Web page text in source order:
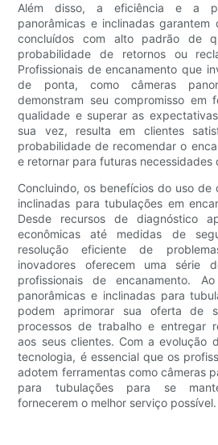
Além disso, a eficiência e a
panorâmicas e inclinadas garantem
concluídos com alto padrão de
probabilidade de retornos ou
Profissionais de encanamento que
de ponta, como câmeras
demonstram seu compromisso em
qualidade e superar as
sua vez, resulta em clientes
probabilidade de recomendar o
e retornar para futuras necessidades
Concluindo, os benefícios do uso de
inclinadas para tubulações em
Desde recursos de diagnóstico
econômicas até medidas de
resolução eficiente de
inovadores oferecem uma série
profissionais de encanamento.
panorâmicas e inclinadas para
podem aprimorar sua oferta de
processos de trabalho e entregar
aos seus clientes. Com a evolução
tecnologia, é essencial que os
adotem ferramentas como câmeras
para tubulações para se
fornecerem o melhor serviço possível.